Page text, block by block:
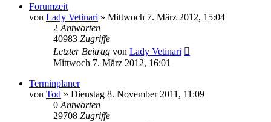
Forumzeit
von Lady Vetinari » Mittwoch 7. März 2012, 15:04
2 Antworten
40983 Zugriffe
Letzter Beitrag von Lady Vetinari
Mittwoch 7. März 2012, 16:01
Terminplaner
von Tod » Dienstag 8. November 2011, 11:09
0 Antworten
29708 Zugriffe